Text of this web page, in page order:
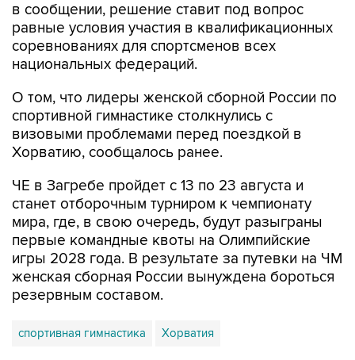
в сообщении, решение ставит под вопрос
равные условия участия в квалификационных
соревнованиях для спортсменов всех
национальных федераций.
О том, что лидеры женской сборной России по
спортивной гимнастике столкнулись с
визовыми проблемами перед поездкой в
Хорватию, сообщалось ранее.
ЧЕ в Загребе пройдет с 13 по 23 августа и
станет отборочным турниром к чемпионату
мира, где, в свою очередь, будут разыграны
первые командные квоты на Олимпийские
игры 2028 года. В результате за путевки на ЧМ
женская сборная России вынуждена бороться
резервным составом.
спортивная гимнастика Хорватия